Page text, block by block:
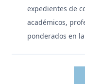
expedientes de
académicos,
ponderados en